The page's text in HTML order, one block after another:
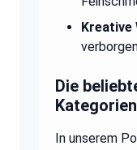
Kreative
Die
Kategorien
In unserem